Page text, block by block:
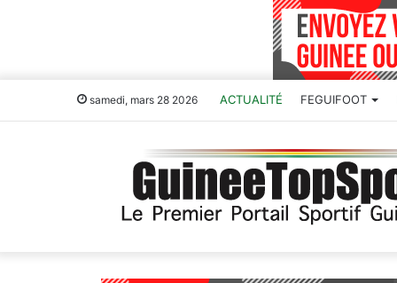
samedi, mars 28 2026 ACTUALITÉ FEGUIFOOT